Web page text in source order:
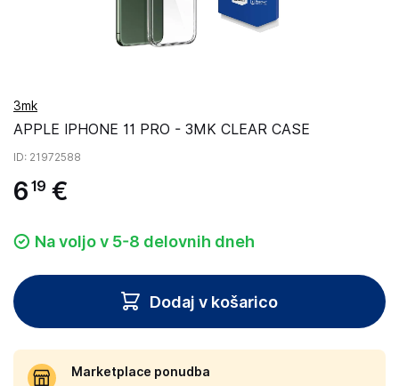
3mk
APPLE IPHONE 11 PRO - 3MK CLEAR CASE
ID: 21972588
6 19 €
Na voljo v 5-8 delovnih dneh
Dodaj v košarico
Marketplace ponudba